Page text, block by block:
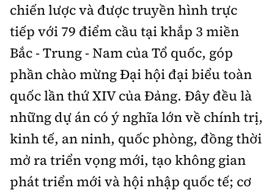
chiến lược và được truyền hình trực
tiếp với 79 điểm cầu tại khắp 3 miền
Bắc - Trung - Nam của Tổ quốc, góp
phần chào mừng Đại hội đại biểu toàn
quốc lần thứ XIV của Đảng. Đây đều là
những dự án có ý nghĩa lớn về chính trị,
kinh tế, an ninh, quốc phòng, đồng thời
mở ra triển vọng mới, tạo không gian
phát triển mới và hội nhập quốc tế; cơ